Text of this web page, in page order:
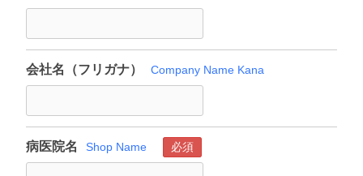
会社名（フリガナ） Company Name Kana
病医院名 Shop Name 必須